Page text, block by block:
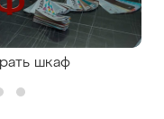
шкаф